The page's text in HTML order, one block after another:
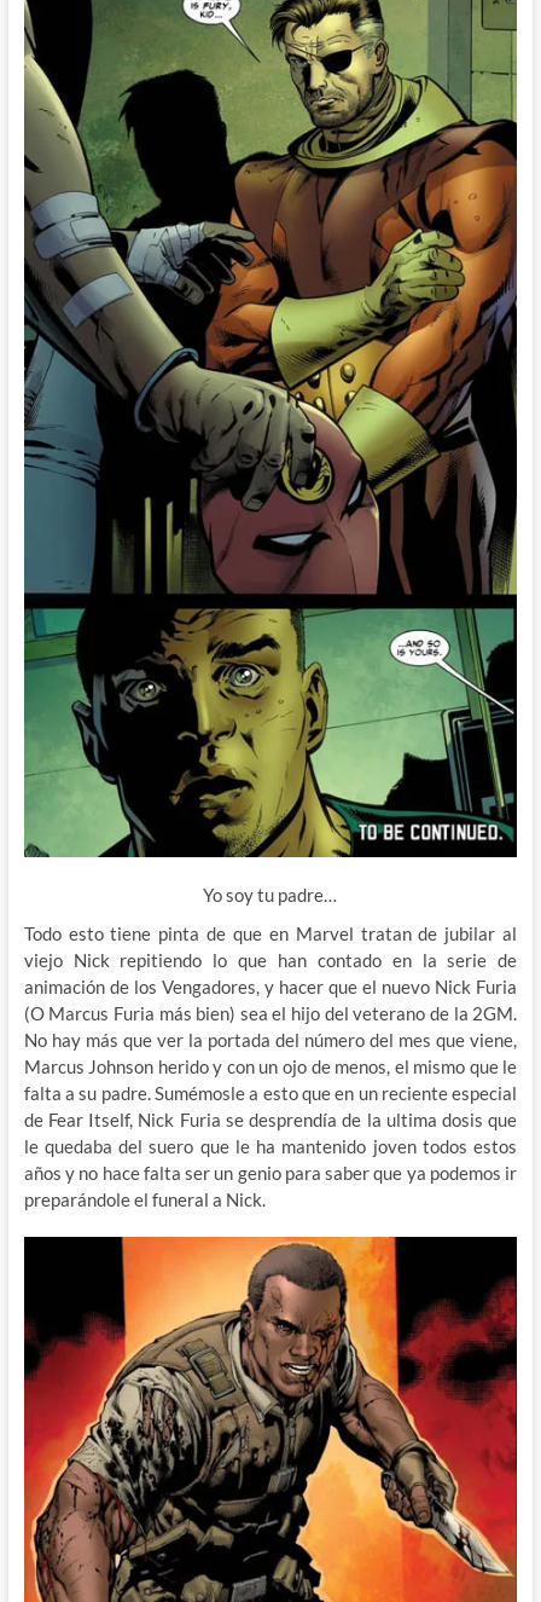
Yo soy tu padre…
Todo esto tiene pinta de que en Marvel tratan de jubilar al
viejo Nick repitiendo lo que han contado en la serie de
animación de los Vengadores, y hacer que el nuevo Nick Furia
(O Marcus Furia más bien) sea el hijo del veterano de la 2GM.
No hay más que ver la portada del número del mes que viene,
Marcus Johnson herido y con un ojo de menos, el mismo que le
falta a su padre. Sumémosle a esto que en un reciente especial
de Fear Itself, Nick Furia se desprendía de la ultima dosis que
le quedaba del suero que le ha mantenido joven todos estos
años y no hace falta ser un genio para saber que ya podemos ir
preparándole el funeral a Nick.